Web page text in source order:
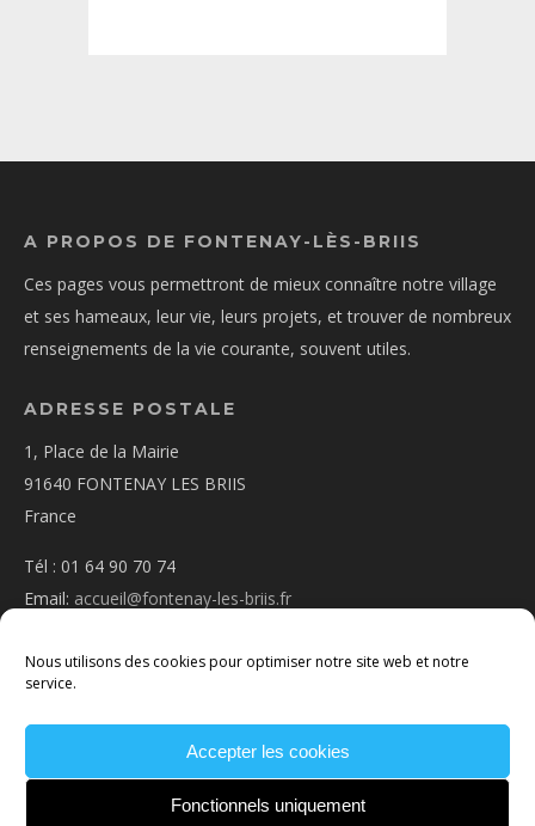
Nous utilisons des cookies pour optimiser notre site web et notre
service.
Accepter les cookies
Fonctionnels uniquement
A PROPOS DE FONTENAY-LÈS-BRIIS
Ces pages vous permettront de mieux connaître notre village
et ses hameaux, leur vie, leurs projets, et trouver de nombreux
renseignements de la vie courante, souvent utiles.
ADRESSE POSTALE
1, Place de la Mairie
91640 FONTENAY LES BRIIS
France
Tél : 01 64 90 70 74
Email: accueil@fontenay-les-briis.fr
NOUS CONTACTER
LÉGALES
POLITIQUE DE COOKIES
CONDITIONS
GÉNÉRALES